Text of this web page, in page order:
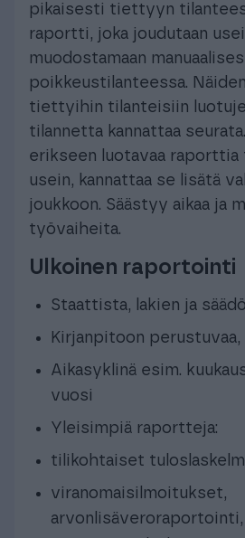
pikaisesti tiettyyn
raportti, joka joudutaan
muodostamaan
poikkeustilanteessa.
tiettyihin tilanteisiin
tilannetta kannattaa
erikseen luotavaa raporttia
usein, kannattaa se lisätä
joukkoon. Säästyy aikaa ja
työvaiheita.
Ulkoinen raportointi
Staattista, lakien ja
Kirjanpitoon
Aikasyklinä esim.
vuosi
Yleisimpiä raportteja:
tilikohtaiset
viranomaisilmoitukset,
arvonlisäveroraportointi,